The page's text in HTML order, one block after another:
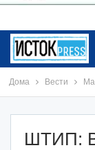
Дома Вести
ШТИП: